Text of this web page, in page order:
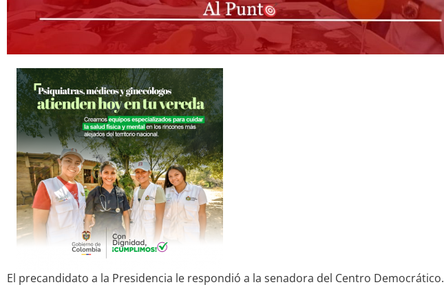
El precandidato a la Presidencia le respondió a la senadora del Centro Democrático.